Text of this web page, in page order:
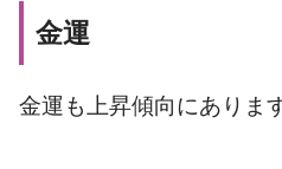
金運
金運も上昇傾向にあります